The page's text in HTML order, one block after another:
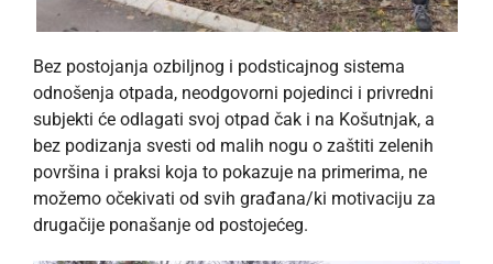
Bez postojanja ozbiljnog i podsticajnog sistema
odnošenja otpada, neodgovorni pojedinci i privredni
subjekti će odlagati svoj otpad čak i na Košutnjak, a
bez podizanja svesti od malih nogu o zaštiti zelenih
površina i praksi koja to pokazuje na primerima, ne
možemo očekivati od svih građana/ki motivaciju za
drugačije ponašanje od postojećeg.